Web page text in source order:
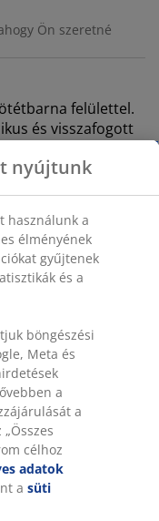
Ön szeretné
felülettel.
és visszafogott
x MA18 cm
nyújtunk
használunk a
élményének
gyűjtenek
és a
böngészési
Meta és
a
a
célhoz
adatok
a süti